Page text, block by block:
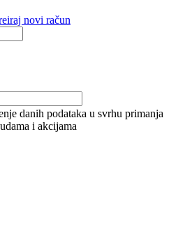
novi račun
danih podataka u svrhu primanja
i akcijama